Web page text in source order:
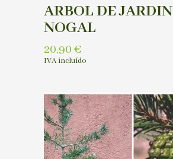
ARBOL DE JARDIN
NOGAL
20,90 €
IVA incluído